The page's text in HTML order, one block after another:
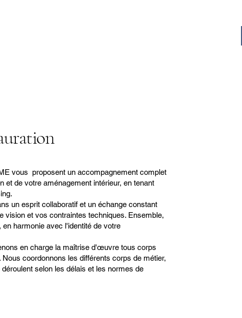
vous proposent un accompagnement complet
et de votre aménagement intérieur, en tenant
un esprit collaboratif et un échange constant
vision et vos contraintes techniques. Ensemble,
harmonie avec l'identité de votre
en charge la maîtrise d'œuvre tous corps
coordonnons les différents corps de métier,
selon les délais et les normes de